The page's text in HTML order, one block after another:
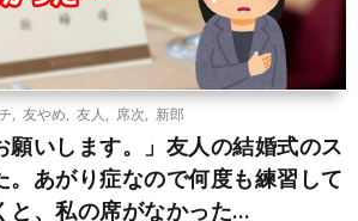
友やめ 友人 席次 新郎
願いします。」友人の結婚式のス
。あがり症なので何度も練習して
と、私の席がなかった…